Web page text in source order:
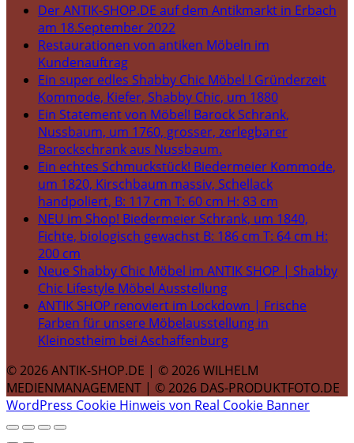
Der ANTIK-SHOP.DE auf dem Antikmarkt in Erbach
am 18.September 2022
Restaurationen von antiken Möbeln im
Kundenauftrag
Ein super edles Shabby Chic Möbel ! Gründerzeit
Kommode, Kiefer, Shabby Chic, um 1880
Ein Statement von Möbel! Barock Schrank,
Nussbaum, um 1760, grosser, zerlegbarer
Barockschrank aus Nussbaum.
Ein echtes Schmuckstück! Biedermeier Kommode,
um 1820, Kirschbaum massiv, Schellack
handpoliert, B: 117 cm T: 60 cm H: 83 cm
NEU im Shop! Biedermeier Schrank, um 1840,
Fichte, biologisch gewachst B: 186 cm T: 64 cm H:
200 cm
Neue Shabby Chic Möbel im ANTIK SHOP | Shabby
Chic Lifestyle Möbel Ausstellung
ANTIK SHOP renoviert im Lockdown | Frische
Farben für unsere Möbelausstellung in
Kleinostheim bei Aschaffenburg
© 2026 ANTIK-SHOP.DE | © 2026 WILHELM
MEDIENMANAGEMENT | © 2026 DAS-PRODUKTFOTO.DE
WordPress Cookie Hinweis von Real Cookie Banner